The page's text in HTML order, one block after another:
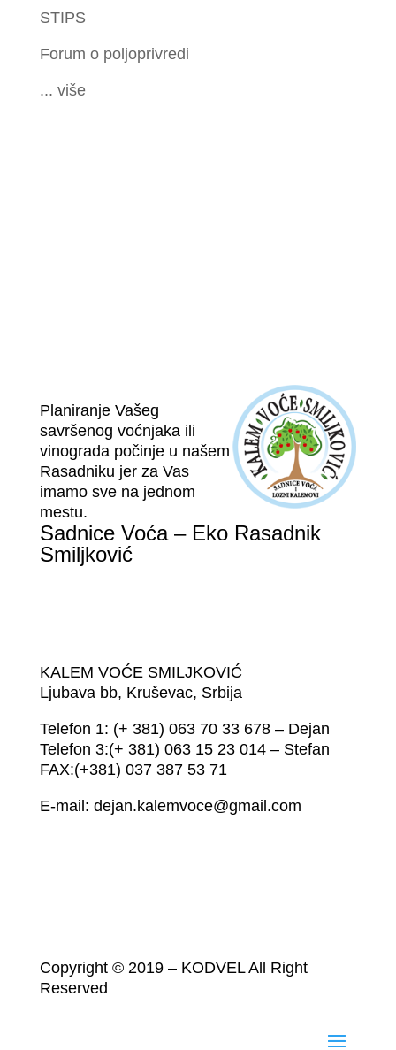
STIPS
Forum o poljoprivredi
... više
Planiranje Vašeg
savršenog voćnjaka ili
vinograda počinje u našem
Rasadniku jer za Vas
imamo sve na jednom
mestu.
Sadnice Voća – Eko Rasadnik
Smiljković
KALEM VOĆE SMILJKOVIĆ
Ljubava bb, Kruševac, Srbija
Telefon 1: (+ 381) 063 70 33 678 – Dejan
Telefon 3:(+ 381) 063 15 23 014 – Stefan
FAX:(+381) 037 387 53 71
E-mail: dejan.kalemvoce@gmail.com
Copyright © 2019 – KODVEL All Right
Reserved